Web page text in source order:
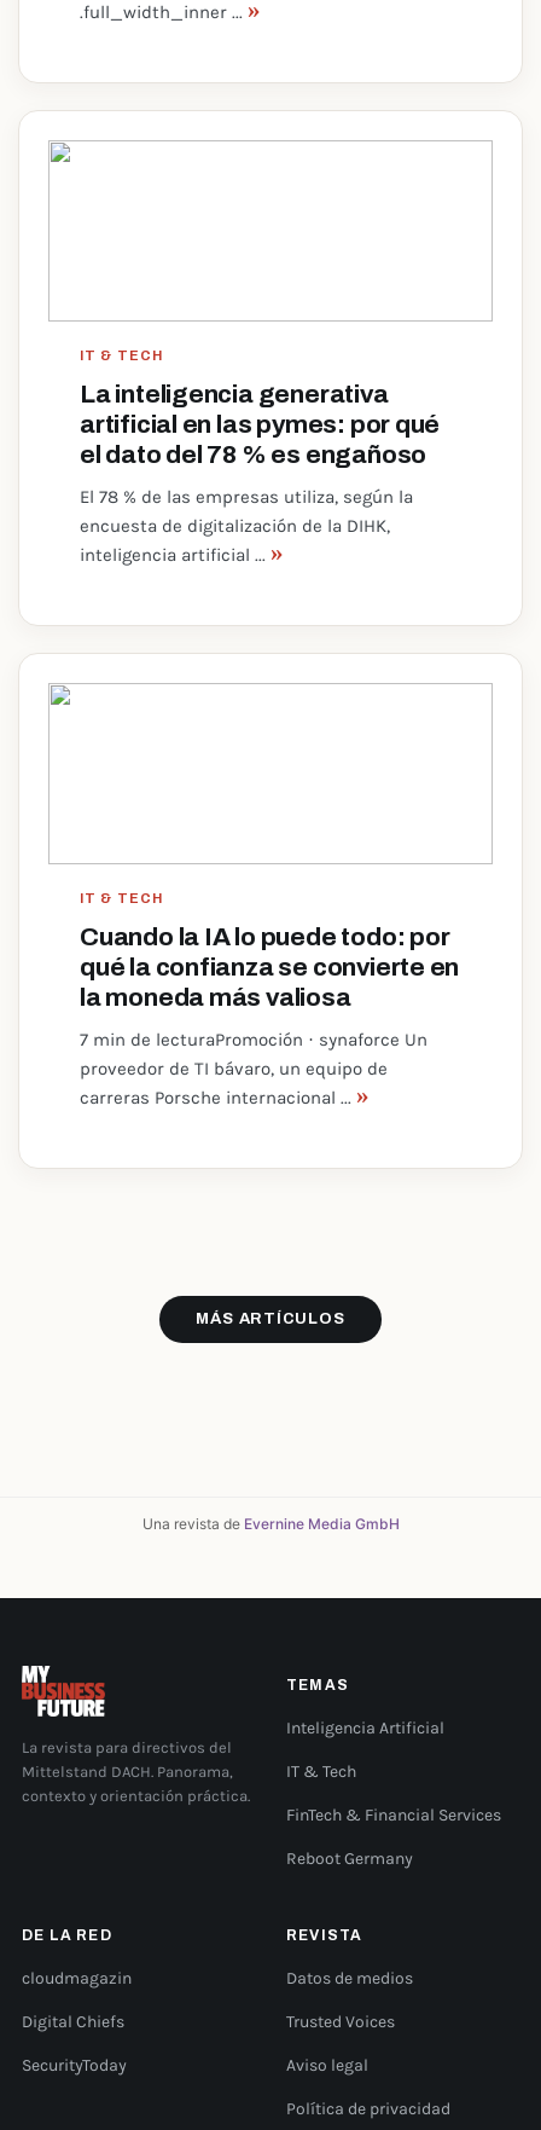
.full_width_inner ... »
IT & TECH
La inteligencia generativa
artificial en las pymes: por qué
el dato del 78 % es engañoso
El 78 % de las empresas utiliza, según la
encuesta de digitalización de la DIHK,
inteligencia artificial ... »
IT & TECH
Cuando la IA lo puede todo: por
qué la confianza se convierte en
la moneda más valiosa
7 min de lecturaPromoción · synaforce Un
proveedor de TI bávaro, un equipo de
carreras Porsche internacional ... »
MÁS ARTÍCULOS
Una revista de Evernine Media GmbH
La revista para directivos del
Mittelstand DACH. Panorama,
contexto y orientación práctica.
TEMAS
Inteligencia Artificial
IT & Tech
FinTech & Financial Services
Reboot Germany
DE LA RED
cloudmagazin
Digital Chiefs
SecurityToday
REVISTA
Datos de medios
Trusted Voices
Aviso legal
Política de privacidad